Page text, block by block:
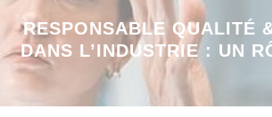
RESPONSABLE QUALITÉ
DANS L’INDUSTRIE : UN